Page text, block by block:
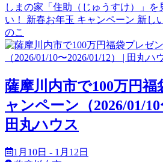
しまの家「住助（じゅうすけ）」を
い！ 新春お年玉 キャンペーン 新し
のこ
薩摩川内市で100万円
ャンペーン（2026/01/10
田丸ハウス
1月10日 - 1月12日